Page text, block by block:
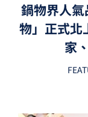
鍋物界人
物」正式北
家